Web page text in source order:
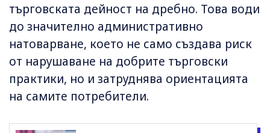
търговската дейност на дребно. Това води
до значително административно
натоварване, което не само създава риск
от нарушаване на добрите търговски
практики, но и затруднява ориентацията
на самите потребители.